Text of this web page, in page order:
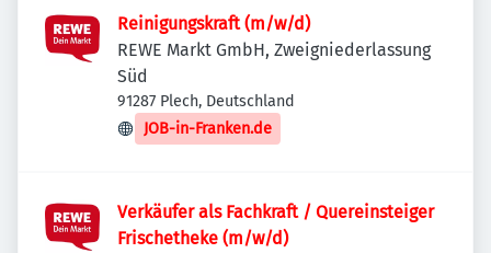
Reinigungskraft (m/w/d)
REWE Markt GmbH, Zweigniederlassung
Süd
91287 Plech, Deutschland
JOB-in-Franken.de
Verkäufer als Fachkraft / Quereinsteiger
Frischetheke (m/w/d)